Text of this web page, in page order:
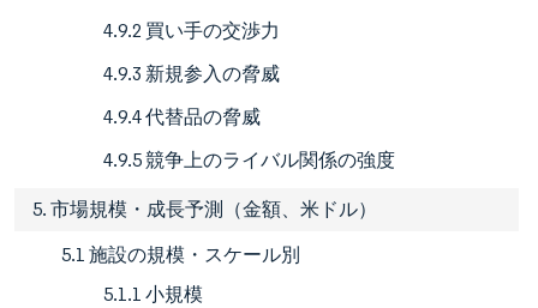
4.9.2 買い手の交渉力
4.9.3 新規参入の脅威
4.9.4 代替品の脅威
4.9.5 競争上のライバル関係の強度
5. 市場規模・成長予測（金額、米ドル）
5.1 施設の規模・スケール別
5.1.1 小規模